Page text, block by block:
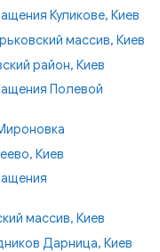
Куликове, Киев
массив, Киев
район, Киев
Полевой
Киев
массив, Киев
Дарница, Киев